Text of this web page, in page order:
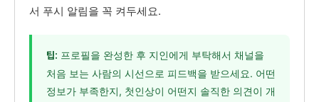
서 푸시 알림을 꼭 켜두세요.
팁: 프로필을 완성한 후 지인에게 부탁해서 채널을
처음 보는 사람의 시선으로 피드백을 받으세요. 어떤
정보가 부족한지, 첫인상이 어떤지 솔직한 의견이 개